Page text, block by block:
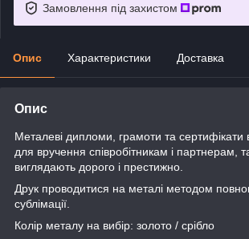
Замовлення під захистом
Опис Характеристики Доставка
Опис
Металеві дипломи, грамоти та сертифікати
для вручення співробітникам і партнерам,
виглядають дорого і престижно.
Друк проводитися на металі методом
сублімації.
Колір металу на вибір: золото / срібло